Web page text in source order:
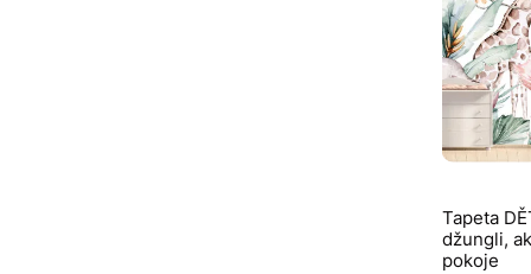
Tapeta
džungli,
pokoje